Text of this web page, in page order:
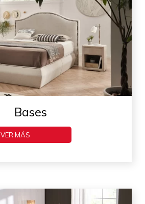
Bases
VER MÁS